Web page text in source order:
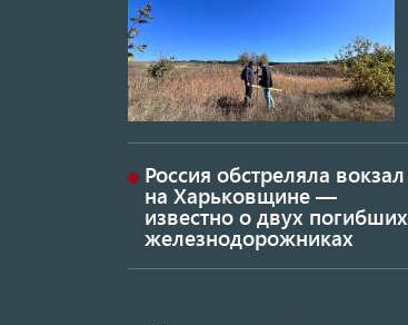
Россия обстреляла вокзал
на Харьковщине —
известно о двух погибших
железнодорожниках